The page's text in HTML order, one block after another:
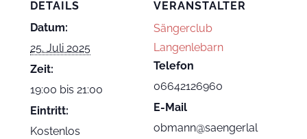
DETAILS
Datum:
25. Juli 2025
Zeit:
19:00 bis 21:00
Eintritt:
Kostenlos
VERANSTALTER
Sängerclub
Langenlebarn
Telefon
06642126960
E-Mail
obmann@saengerlal